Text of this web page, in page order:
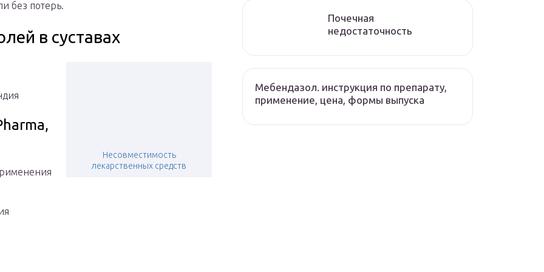
без потерь.
в суставах
Несовместимость
лекарственных средств
Почечная
недостаточность
Мебендазол. инструкция по препарату,
применение, цена, формы выпуска